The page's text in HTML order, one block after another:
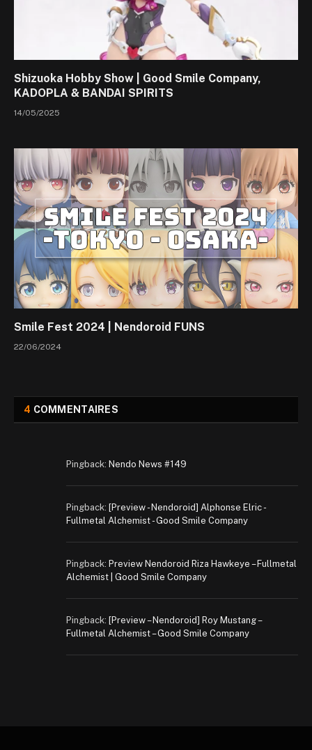
Shizuoka Hobby Show | Good Smile Company,
KADOPLA & BANDAI SPIRITS
14/05/2025
Smile Fest 2024 | Nendoroid FUNS
22/06/2024
4 COMMENTAIRES
Pingback: Nendo News #149
Pingback: [Preview - Nendoroid] Alphonse Elric -
Fullmetal Alchemist - Good Smile Company
Pingback: Preview Nendoroid Riza Hawkeye – Fullmetal
Alchemist | Good Smile Company
Pingback: [Preview – Nendoroid] Roy Mustang –
Fullmetal Alchemist – Good Smile Company